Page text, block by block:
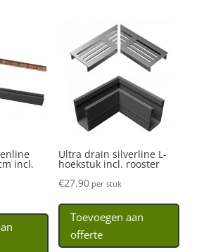
incl.
Ultra drain silverline L-
hoekstuk incl. rooster
€27.90 per stuk
Toevoegen aan
offerte